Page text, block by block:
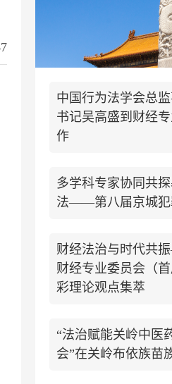
中国行为法学会总
书记吴高盛到财经
作
多学科专家协同共
法——第八届京城犯
财经法治与时代共
财经专业委员会（
彩理论观点集萃
“法治赋能关岭中医
会”在关岭布依族苗